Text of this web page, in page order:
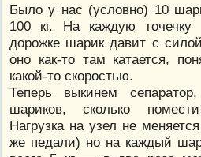
Было у нас (условно) 10
100 кг. На каждую точечку
дорожке шарик давит с
оно как-то там катается,
какой-то скоростью.
Теперь выкинем
шариков, сколько
Нагрузка на узел не
же педали) но на каждый